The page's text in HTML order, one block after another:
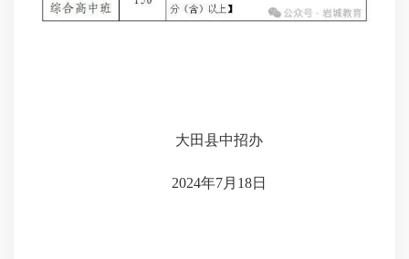
大田县中招办
2024年7月18日